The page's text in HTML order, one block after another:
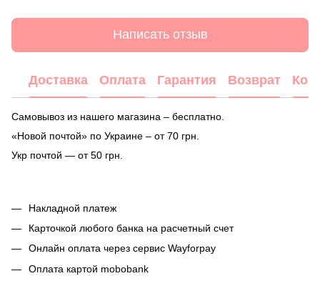
Написать отзыв
Доставка Оплата Гарантия Возврат
Самовывоз из нашего магазина – бесплатно.
«Новой почтой» по Украине – от 70 грн.
Укр почтой — от 50 грн.
Накладной платеж
Карточкой любого банка на расчетный счет
Онлайн оплата через сервис Wayforpay
Оплата картой mobobank